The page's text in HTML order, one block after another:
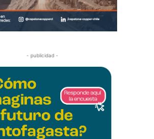
- publicidad -